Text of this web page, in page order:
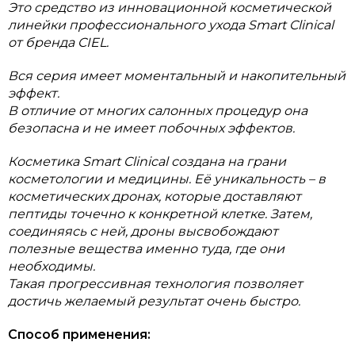
Это средство из инновационной косметической
линейки профессионального ухода Smart Clinical
от бренда CIEL.
Вся серия имеет моментальный и накопительный
эффект.
В отличие от многих салонных процедур она
безопасна и не имеет побочных эффектов.
Косметика Smart Clinical создана на грани
косметологии и медицины. Её уникальность – в
косметических дронах, которые доставляют
пептиды точечно к конкретной клетке. Затем,
соединяясь с ней, дроны высвобождают
полезные вещества именно туда, где они
необходимы.
Такая прогрессивная технология позволяет
достичь желаемый результат очень быстро.
Способ применения: